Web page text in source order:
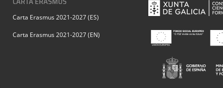
Carta Erasmus 2021-2027 (ES)
Carta Erasmus 2021-2027 (EN)